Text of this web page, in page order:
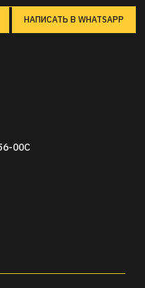
НАПИСАТЬ В WHATSAPP
00C